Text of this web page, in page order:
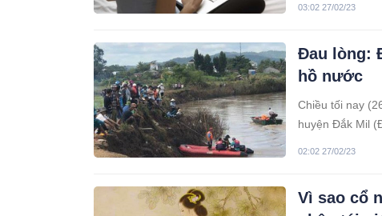
03:02 27/02/23
Đau lòng:
hồ nước
Chiều tối nay
huyện Đắk Mil
02:02 27/02/23
Vì sao cổ